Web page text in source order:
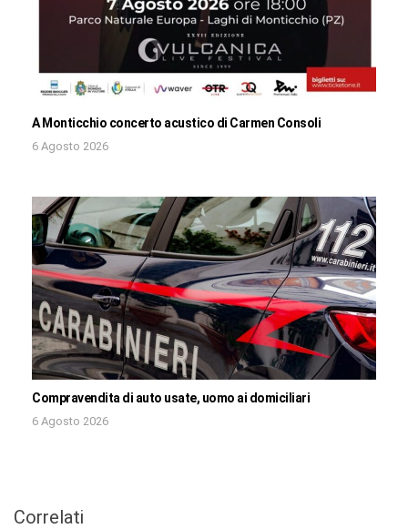
A Monticchio concerto acustico di Carmen Consoli
6 Agosto 2026
Compravendita di auto usate, uomo ai domiciliari
6 Agosto 2026
Correlati